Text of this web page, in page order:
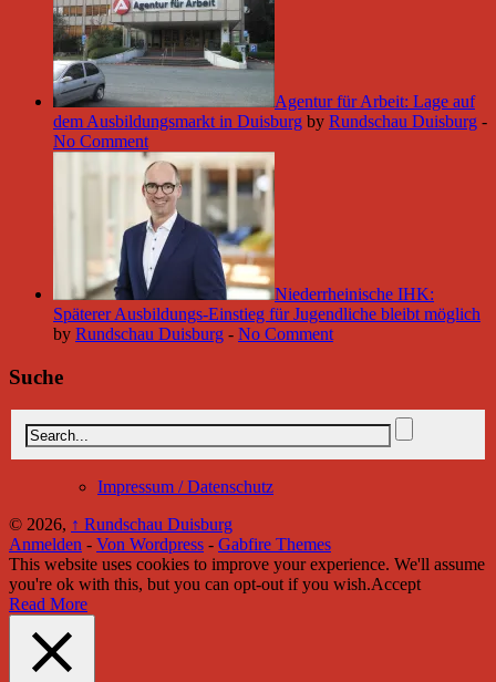
Agentur für Arbeit: Lage auf
dem Ausbildungsmarkt in Duisburg by Rundschau Duisburg -
No Comment
Niederrheinische IHK:
Späterer Ausbildungs-Einstieg für Jugendliche bleibt möglich
by Rundschau Duisburg - No Comment
Suche
Impressum / Datenschutz
© 2026, ↑ Rundschau Duisburg
Anmelden - Von Wordpress - Gabfire Themes
This website uses cookies to improve your experience. We'll assume
you're ok with this, but you can opt-out if you wish.Accept
Read More